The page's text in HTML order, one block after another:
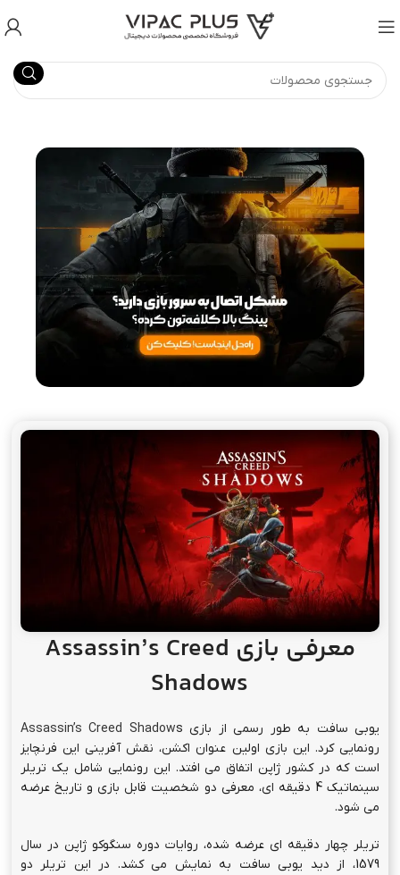
معرفی بازی Assassin’s Creed
Shadows
یوبی سافت به طور رسمی از بازی Assassin’s Creed Shadows
رونمایی کرد. این بازی اولین عنوان اکشن، نقش آفرینی این فرنچایز
است که در کشور ژاپن اتفاق می افتد. این رونمایی شامل یک تریلر
سینماتیک 4 دقیقه ای، معرفی دو شخصیت قابل بازی و تاریخ عرضه
می شود.
تریلر چهار دقیقه ای عرضه شده، روایات دوره سنگوکو ژاپن در سال
1579، از دید یوبی سافت به نمایش می کشد. در این تریلر دو